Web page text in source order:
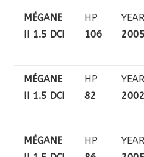
MÉGANE
II 1.5 DCI
HP
106
YEAR
MÉGANE
II 1.5 DCI
HP
82
YEAR
MÉGANE
HP
YEAR